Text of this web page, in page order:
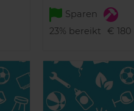
Sparen
23% bereikt € 180